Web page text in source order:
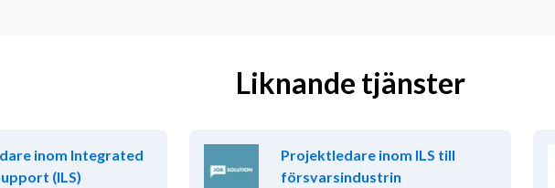
Liknande tjänster
inom Integrated
(ILS)
Projektledare inom ILS till
försvarsindustrin